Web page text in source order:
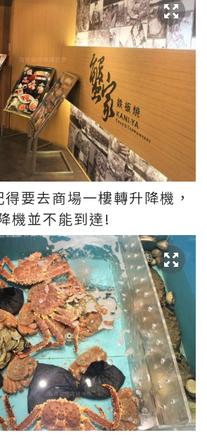
要去商場一樓轉升降機，
機並不能到達!